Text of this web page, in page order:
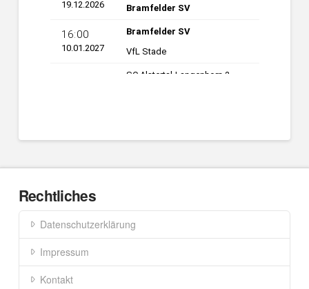
Rechtliches
Datenschutzerklärung
Impressum
Kontakt